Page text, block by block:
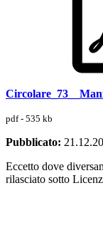
pdf - 535 kb
Pubblicato:
Eccetto dove
rilasciato sotto